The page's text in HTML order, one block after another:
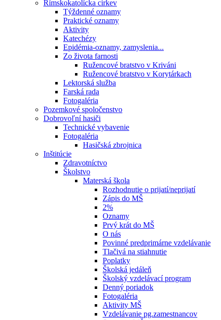
Rímskokatolícka cirkev
Týždenné oznamy
Praktické oznamy
Aktivity
Katechézy
Epidémia-oznamy, zamyslenia...
Zo života farnosti
Ružencové bratstvo v Kriváni
Ružencové bratstvo v Korytárkach
Lektorská služba
Farská rada
Fotogaléria
Pozemkové spoločenstvo
Dobrovoľní hasiči
Technické vybavenie
Fotogaléria
Hasičská zbrojnica
Inštitúcie
Zdravotníctvo
Školstvo
Materská škola
Rozhodnutie o prijatí/neprijatí
Zápis do MŠ
2%
Oznamy
Prvý krát do MŠ
O nás
Povinné predprimárne vzdelávanie
Tlačivá na stiahnutie
Poplatky
Školská jedáleň
Školský vzdelávací program
Denný poriadok
Fotogaléria
Aktivity MŠ
Vzdelávanie pg.zamestnancov